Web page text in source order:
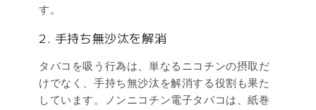
す。
2. 手持ち無沙汰を解消
タバコを吸う行為は、単なるニコチンの摂取だ
けでなく、手持ち無沙汰を解消する役割も果た
しています。ノンニコチン電子タバコは、紙巻